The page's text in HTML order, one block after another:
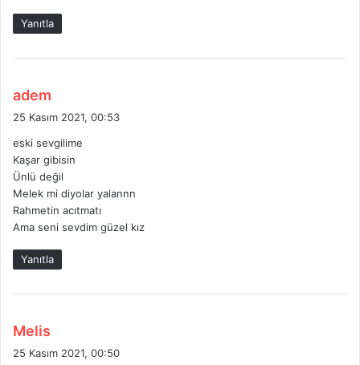
Yanıtla
adem
i
k
i
25 Kasım 2021, 00:53
eski sevgilime
Kaşar gibisin
Ünlü değil
Melek mi diyolar yalannn
Rahmetin acıtmatı
Ama seni sevdim güzel kız
Yanıtla
Melis
25 Kasım 2021, 00:50